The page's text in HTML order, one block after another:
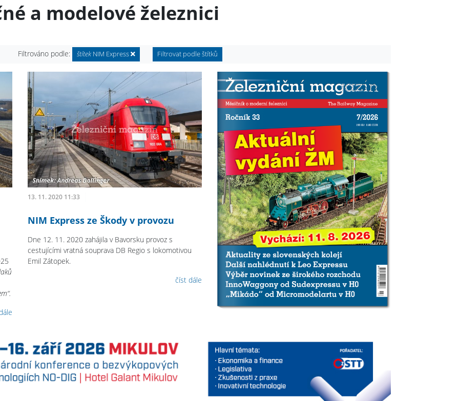
a modelové železnici
Filtrováno podle: štítek NIM Express Filtrovat podle štítků
13. 11. 2020 11:33
NIM Express ze Škody v provozu
Dne 12. 11. 2020 zahájila v Bavorsku provoz s
cestujícími vratná souprava DB Regio s lokomotivou
Emil Zátopek.
číst dále